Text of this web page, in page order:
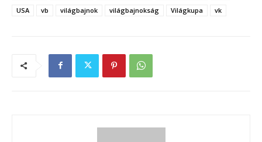
USA
vb világbajnok világbajnokság Világkupa vk